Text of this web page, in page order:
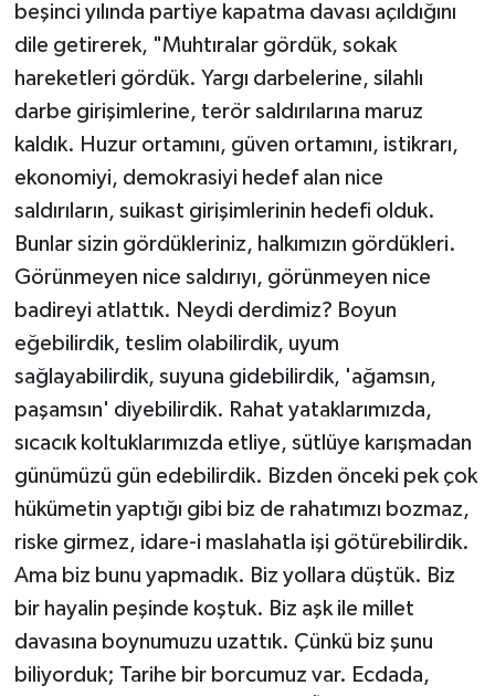
beşinci yılında partiye kapatma davası açıldığını
dile getirerek, "Muhtıralar gördük, sokak
hareketleri gördük. Yargı darbelerine, silahlı
darbe girişimlerine, terör saldırılarına maruz
kaldık. Huzur ortamını, güven ortamını, istikrarı,
ekonomiyi, demokrasiyi hedef alan nice
saldırıların, suikast girişimlerinin hedefi olduk.
Bunlar sizin gördükleriniz, halkımızın gördükleri.
Görünmeyen nice saldırıyı, görünmeyen nice
badireyi atlattık. Neydi derdimiz? Boyun
eğebilirdik, teslim olabilirdik, uyum
sağlayabilirdik, suyuna gidebilirdik, 'ağamsın,
paşamsın' diyebilirdik. Rahat yataklarımızda,
sıcacık koltuklarımızda etliye, sütlüye karışmadan
günümüzü gün edebilirdik. Bizden önceki pek çok
hükümetin yaptığı gibi biz de rahatımızı bozmaz,
riske girmez, idare-i maslahatla işi götürebilirdik.
Ama biz bunu yapmadık. Biz yollara düştük. Biz
bir hayalin peşinde koştuk. Biz aşk ile millet
davasına boynumuzu uzattık. Çünkü biz şunu
biliyorduk; Tarihe bir borcumuz var. Ecdada,